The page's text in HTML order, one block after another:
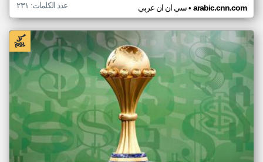
سي ان ان عربي• arabic.cnn.com عدد الكلمات: ٢٣١